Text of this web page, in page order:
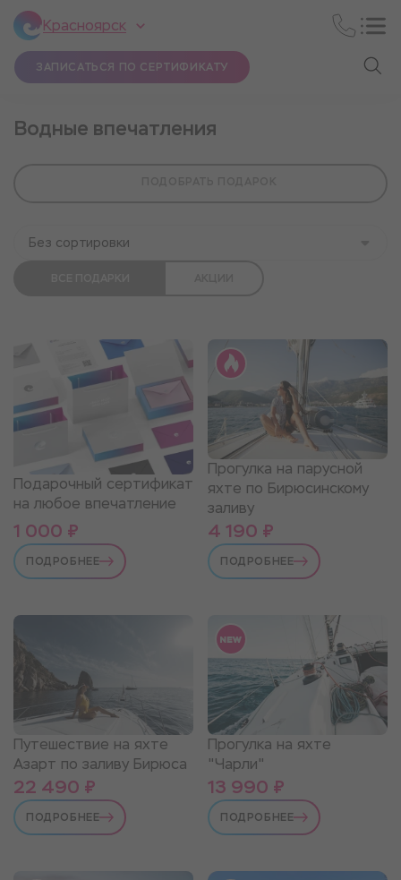
Красноярск
ЗАПИСАТЬСЯ ПО СЕРТИФИКАТУ
Водные впечатления
Без сортировки
Подарочный сертификат
на любое впечатление
1 000 ₽
ПОДРОБНЕЕ
Прогулка на парусной
яхте по Бирюсинскому
заливу
4 190 ₽
ПОДРОБНЕЕ
Путешествие на яхте
Азарт по заливу Бирюса
22 490 ₽
ПОДРОБНЕЕ
Прогулка на яхте
"Чарли"
13 990 ₽
ПОДРОБНЕЕ